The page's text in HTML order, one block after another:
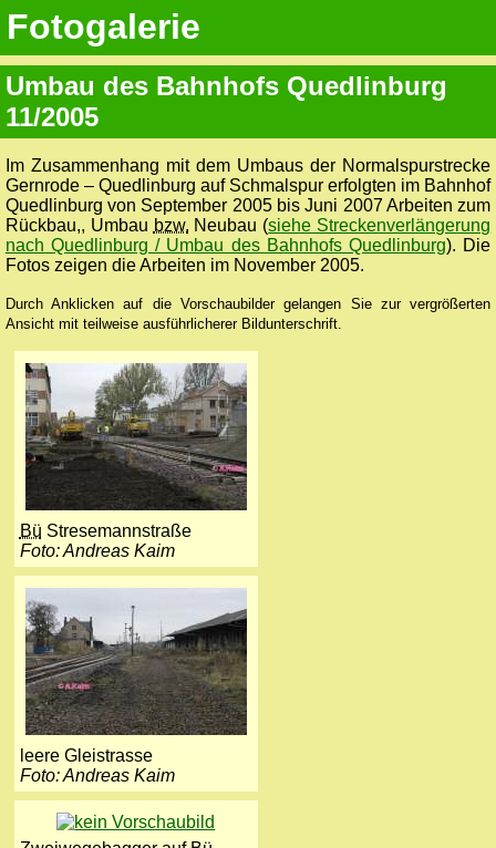
Fotogalerie
Umbau des Bahnhofs Quedlinburg
11/2005
Im Zusammenhang mit dem Umbaus der Normalspurstrecke
Gernrode – Quedlinburg auf Schmalspur erfolgten im Bahnhof
Quedlinburg von September 2005 bis Juni 2007 Arbeiten zum
Rückbau,, Umbau bzw. Neubau (siehe Streckenverlängerung
nach Quedlinburg / Umbau des Bahnhofs Quedlinburg). Die
Fotos zeigen die Arbeiten im November 2005.
Durch Anklicken auf die Vorschaubilder gelangen Sie zur vergrößerten
Ansicht mit teilweise ausführlicherer Bildunterschrift.
Bü Stresemannstraße
Foto: Andreas Kaim
leere Gleistrasse
Foto: Andreas Kaim